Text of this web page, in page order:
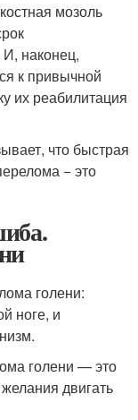
мозоль
наконец,
к привычной
их реабилитация
что быстрая
− это
голени:
ноге, и
голени — это
двигать